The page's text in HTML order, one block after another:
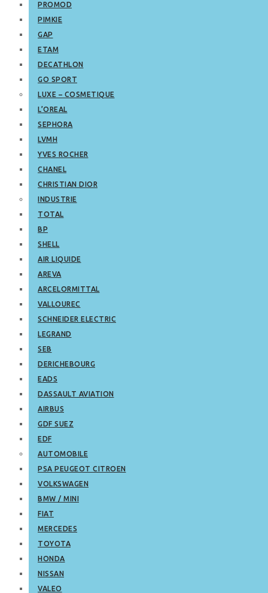
PROMOD
PIMKIE
GAP
ETAM
DECATHLON
GO SPORT
LUXE – COSMETIQUE
L’OREAL
SEPHORA
LVMH
YVES ROCHER
CHANEL
CHRISTIAN DIOR
INDUSTRIE
TOTAL
BP
SHELL
AIR LIQUIDE
AREVA
ARCELORMITTAL
VALLOUREC
SCHNEIDER ELECTRIC
LEGRAND
SEB
DERICHEBOURG
EADS
DASSAULT AVIATION
AIRBUS
GDF SUEZ
EDF
AUTOMOBILE
PSA PEUGEOT CITROEN
VOLKSWAGEN
BMW / MINI
FIAT
MERCEDES
TOYOTA
HONDA
NISSAN
VALEO